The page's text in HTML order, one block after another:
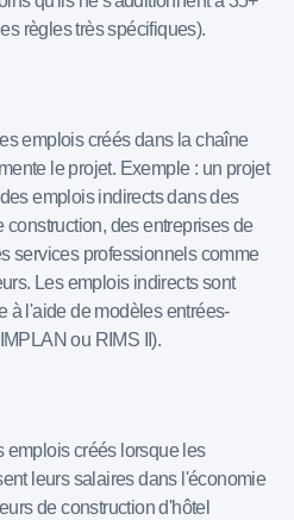
règles très spécifiques).
emplois créés dans la chaîne
le projet. Exemple : un projet
emplois indirects dans des
construction, des entreprises de
services professionnels comme
Les emplois indirects sont
à l'aide de modèles entrées-
ou RIMS II).
emplois créés lorsque les
leurs salaires dans l'économie
de construction d'hôtel